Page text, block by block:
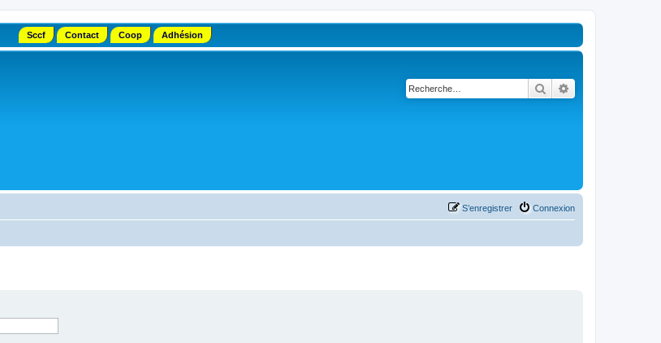
Sccf Contact Coop Adhésion
Rechercher
Connexion
S’enregistrer